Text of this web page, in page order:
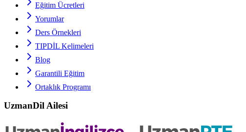
Eğitim Ücretleri
Yorumlar
Ders Örnekleri
TIPDİL Kelimeleri
Blog
Garantili Eğitim
Ortaklık Programı
UzmanDil Ailesi